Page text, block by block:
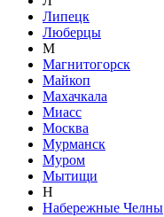
Липецк
Люберцы
М
Магнитогорск
Майкоп
Махачкала
Миасс
Москва
Мурманск
Муром
Мытищи
Н
Набережные Челны